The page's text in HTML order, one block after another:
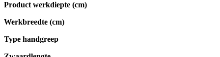
Product werkdiepte (cm)
Werkbreedte (cm)
Type handgreep